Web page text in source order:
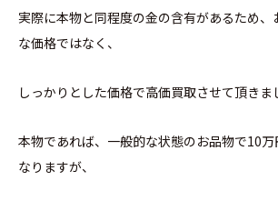
実際に本物と同程度の金の含有があるため
な価格ではなく、
しっかりとした価格で高価買取させて頂きま
本物であれば、一般的な状態のお品物で10
なりますが、